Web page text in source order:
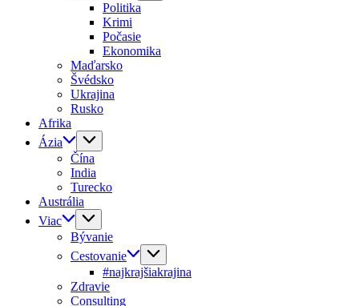
Politika
Krimi
Počasie
Ekonomika
Maďarsko
Švédsko
Ukrajina
Rusko
Afrika
Ázia
Čína
India
Turecko
Austrália
Viac
Bývanie
Cestovanie
#najkrajšiakrajina
Zdravie
Consulting